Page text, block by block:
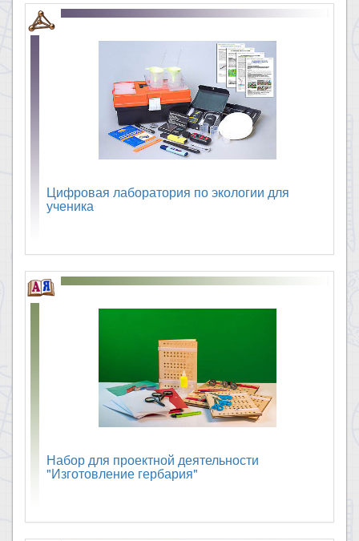
Цифровая лаборатория по экологии для
ученика
Набор для проектной деятельности
"Изготовление гербария"